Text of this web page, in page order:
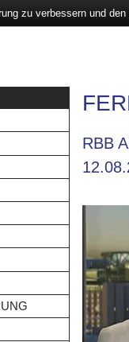
RBB
zu verbessern und